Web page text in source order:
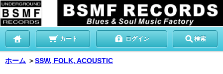
カート ログイン 検索
ホーム ＞SSW, FOLK, ACOUSTIC